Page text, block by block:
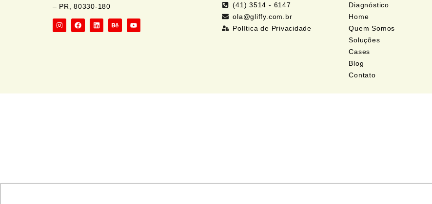
– PR, 80330-180
(41) 3514 - 6147
ola@gliffy.com.br
Política de Privacidade
Diagnóstico
Home
Quem Somos
Soluções
Cases
Blog
Contato